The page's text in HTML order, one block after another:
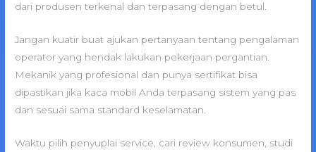
dari produsen terkenal dan terpasang dengan betul.
Jangan kuatir buat ajukan pertanyaan tentang pengalaman
operator yang hendak lakukan pekerjaan pergantian.
Mekanik yang profesional dan punya sertifikat bisa
dipastikan jika kaca mobil Anda terpasang sistem yang pas
dan sesuai sama standard keselamatan.
Waktu pilih penyuplai service, cari review konsumen, studi